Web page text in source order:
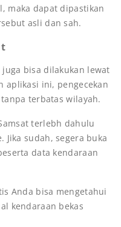
maka dapat dipastikan
asli dan sah.
bisa dilakukan lewat
aplikasi ini, pengecekan
terbatas wilayah.
terlebh dahulu
Jika sudah, segera buka
data kendaraan
Anda bisa mengetahui
kendaraan bekas